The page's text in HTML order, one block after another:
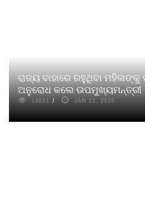
ରାଜ୍ୟ ବାହାରେ ରହୁଥିବା
ଅନୁରୋଧ କଲେ ଉପମୁଖ୍ୟମନ୍ତ୍ରୀ
14891 JAN 21, 2025